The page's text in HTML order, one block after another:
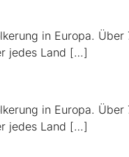
in Europa.
jedes Land […]
in Europa.
jedes Land […]